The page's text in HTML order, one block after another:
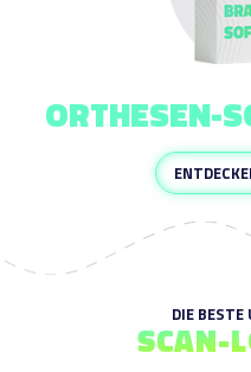
ORTHESEN-
DIE BESTE
SCAN-